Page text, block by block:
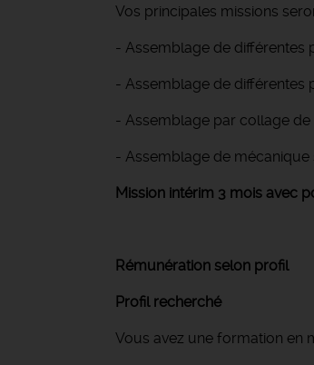
Vos principales missions
- Assemblage de différentes
- Assemblage de différentes
- Assemblage par collage
- Assemblage de mécanique
Mission intérim 3 mois avec
Rémunération selon profil
Profil recherché
Vous avez une formation en